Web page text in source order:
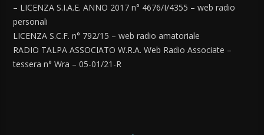
– LICENZA S.I.A.E. ANNO 2017 n° 4676/I/4355 – web radio
personali
LICENZA S.C.F. n° 792/15 – web radio amatoriale
RADIO TALPA ASSOCIATO W.R.A. Web Radio Associate –
tessera n° Wra – 05-01/21-R